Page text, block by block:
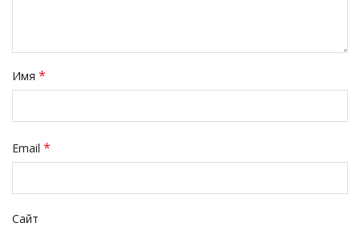
Имя *
Email *
Сайт